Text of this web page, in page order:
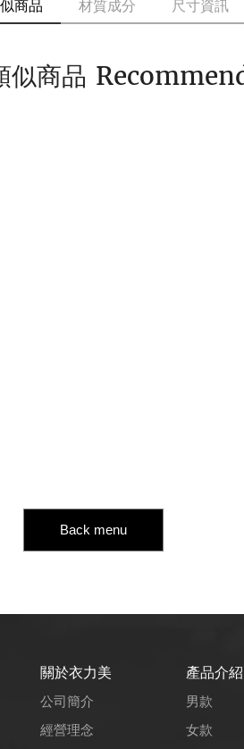
商品 材質成分 尺寸資訊
似商品
Back menu
關於衣力美
公司簡介
經營理念
產品介紹
男款
女款